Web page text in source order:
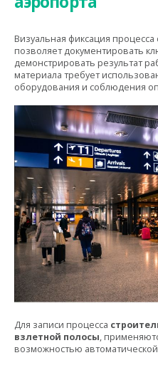
Визуальная фиксация
позволяет документировать
демонстрировать результат
материала требует
оборудования и соблюдения
Для записи процесса
взлетной полосы,
возможностью